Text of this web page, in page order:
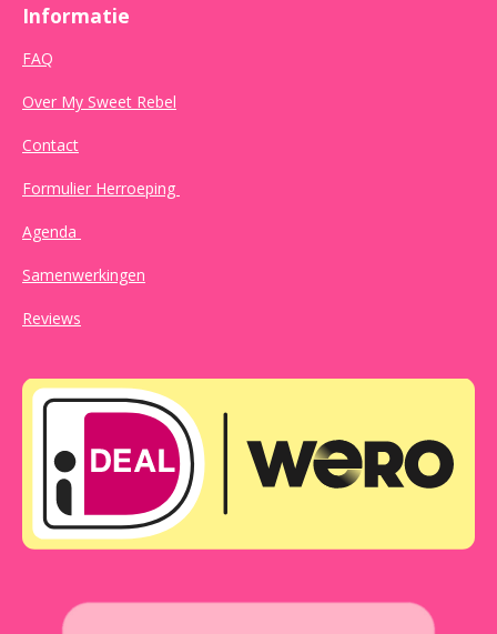
Informatie
FAQ
Over My Sweet Rebel
Contact
Formulier Herroeping
Agenda
Samenwerkingen
Reviews